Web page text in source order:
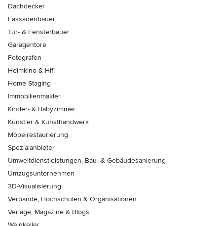
Dachdecker
Fassadenbauer
Tür- & Fensterbauer
Garagentore
Fotografen
Heimkino & Hifi
Home Staging
Immobilienmakler
Kinder- & Babyzimmer
Künstler & Kunsthandwerk
Möbelrestaurierung
Spezialanbieter
Umweltdienstleistungen, Bau- & Gebäudesanierung
Umzugsunternehmen
3D-Visualisierung
Verbände, Hochschulen & Organisationen
Verlage, Magazine & Blogs